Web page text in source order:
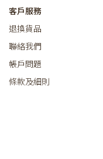
客戶服務
退換貨品
聯絡我們
帳戶問題
條款及細則